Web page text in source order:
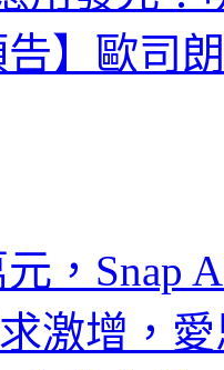
告】歐司
，Snap
激增，